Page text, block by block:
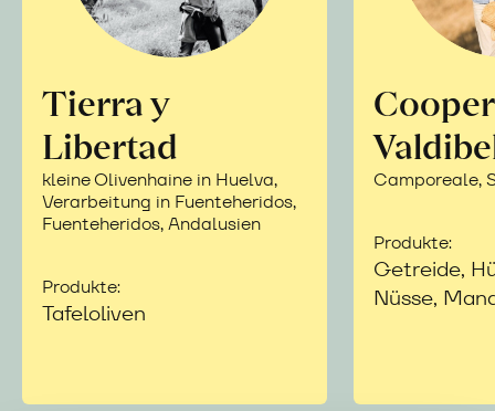
Tierra y
Libertad
kleine Olivenhaine in Huelva,
Verarbeitung in Fuenteheridos,
Fuenteheridos, Andalusien
Produkte:
Tafeloliven
Camporeale,
Produkte:
Getreide,
Nüsse,